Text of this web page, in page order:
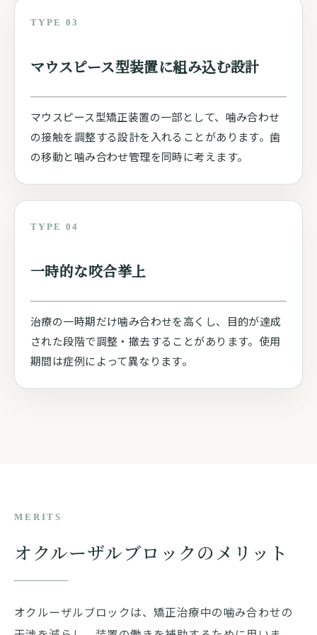
TYPE 03
マウスピース型装置に組み込む設計
マウスピース型矯正装置の一部として、噛み合わせ
の接触を調整する設計を入れることがあります。歯
の移動と噛み合わせ管理を同時に考えます。
TYPE 04
一時的な咬合挙上
治療の一時期だけ噛み合わせを高くし、目的が達成
された段階で調整・撤去することがあります。使用
期間は症例によって異なります。
MERITS
オクルーザルブロックのメリット
オクルーザルブロックは、矯正治療中の噛み合わせの